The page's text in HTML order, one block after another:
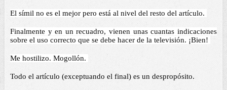
El símil no es el mejor pero está al nivel del resto del artículo.
Finalmente y en un recuadro, vienen unas cuantas indicaciones
sobre el uso correcto que se debe hacer de la televisión. ¡Bien!
Me hostilizo. Mogollón.
Todo el artículo (exceptuando el final) es un despropósito.